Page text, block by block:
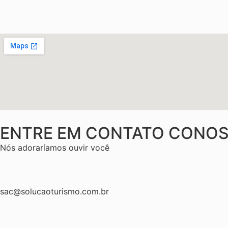
ENTRE EM CONTATO
Nós adoraríamos ouvir você
sac@solucaoturismo.com.br